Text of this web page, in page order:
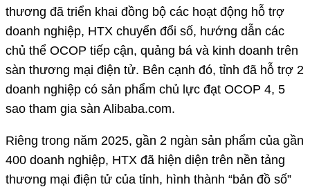
thương đã triển khai đồng bộ các hoạt động hỗ trợ
doanh nghiệp, HTX chuyển đổi số, hướng dẫn các
chủ thể OCOP tiếp cận, quảng bá và kinh doanh trên
sàn thương mại điện tử. Bên cạnh đó, tỉnh đã hỗ trợ 2
doanh nghiệp có sản phẩm chủ lực đạt OCOP 4, 5
sao tham gia sàn Alibaba.com.
Riêng trong năm 2025, gần 2 ngàn sản phẩm của gần
400 doanh nghiệp, HTX đã hiện diện trên nền tảng
thương mại điện tử của tỉnh, hình thành “bản đồ số”